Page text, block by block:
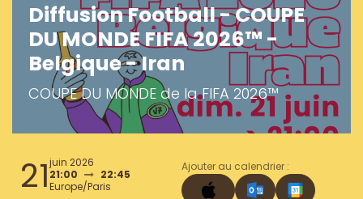
Diffusion Football - COUPE
DU MONDE FIFA 2026™ -
Belgique - Iran
COUPE DU MONDE de la FIFA 2026™
21juin 2026
21:00
22:45
Europe/Paris
Ajouter au calendrier :